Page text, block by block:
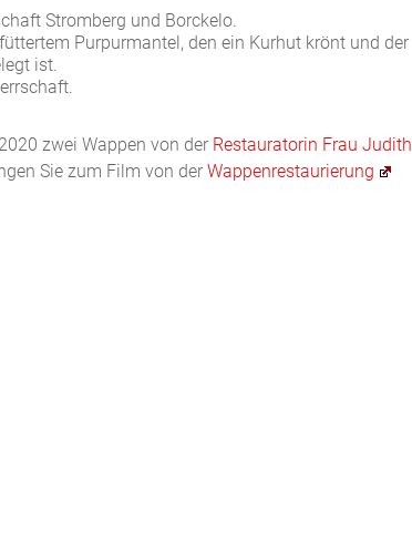
Stromberg und Borckelo.
Purpurmantel, den ein Kurhut krönt und der
ist.
zwei Wappen von der Restauratorin Frau Judith
Sie zum Film von der Wappenrestaurierung